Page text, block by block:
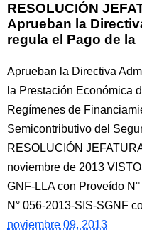
RESOLUCIÓN
Aprueban la
regula el Pago de la
Aprueban la Directiva
la Prestación Económica
Regímenes de
Semicontributivo del
RESOLUCIÓN
noviembre de 2013
GNF-LLA con Proveído
N° 056-2013-SIS-SGNF
noviembre 09, 2013